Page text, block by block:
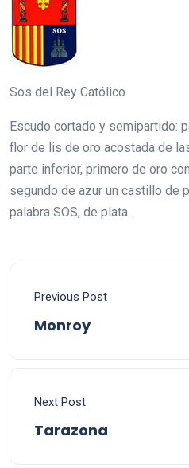
Sos del Rey Católico
Escudo cortado y semipartido:
flor de lis de oro acostada de
parte inferior, primero de oro
segundo de azur un castillo de
palabra SOS, de plata.
Previous Post
Monroy
Next Post
Tarazona